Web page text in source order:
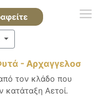
- Αρχαγγελοσ
τον κλάδο που
κατάταξη Αετοί.